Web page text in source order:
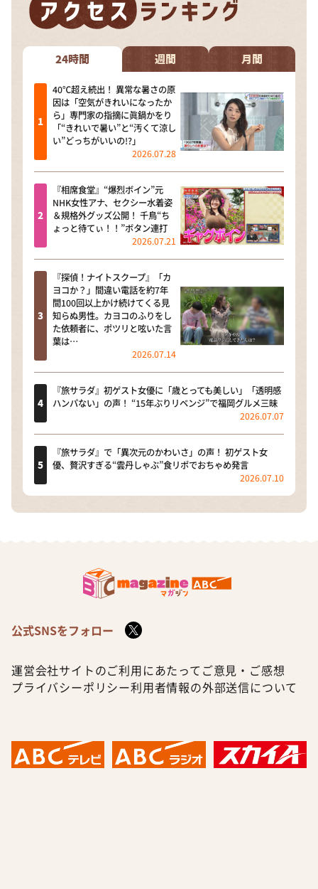
24時間 週間 月間
40℃超え続出！ 異常な暑さの原
因は「空気がきれいになったか
ら」専門家の指摘に眞鍋かをり
「“きれいで暑い”と“汚くて涼し
い”どっちがいいの!?」
2026.07.28
『相席食堂』“爆烈ボイン”元
NHK女性アナ、セクシー水着姿
＆規格外グッズ公開！ 千鳥“ち
ょっと待てぃ！！”ボタン連打
2026.07.21
『探偵！ナイトスクープ』「カ
ヨコか？」間違い電話を約7年
間100回以上かけ続けてくる見
知らぬ男性。カヨコのふりをし
た依頼者に、ポツリと呟いた言
葉は…
2026.07.14
『旅サラダ』初ゲスト女優に「歳とっても美しい」「透明感
ハンパない」の声！ “15年ぶりリベンジ”で福岡グルメ三昧
2026.07.07
『旅サラダ』で「異次元のかわいさ」の声！ 初ゲスト女
優、贅沢すぎる“雲丹しゃぶ”食リポでおちゃめ発言
2026.07.10
公式SNSをフォロー
運営会社サイトのご利用にあたって ご意見・ご感想
プライバシーポリシー利用者情報の外部送信について